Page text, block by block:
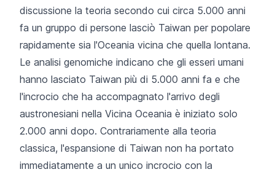
discussione la teoria secondo cui circa 5.000 anni
fa un gruppo di persone lasciò Taiwan per popolare
rapidamente sia l'Oceania vicina che quella lontana.
Le analisi genomiche indicano che gli esseri umani
hanno lasciato Taiwan più di 5.000 anni fa e che
l'incrocio che ha accompagnato l'arrivo degli
austronesiani nella Vicina Oceania è iniziato solo
2.000 anni dopo. Contrariamente alla teoria
classica, l'espansione di Taiwan non ha portato
immediatamente a un unico incrocio con la